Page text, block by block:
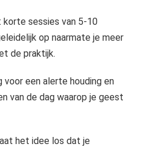
korte sessies van 5-10
op naarmate je meer
de praktijk.
voor een alerte houding en
van de dag waarop je geest
het idee los dat je